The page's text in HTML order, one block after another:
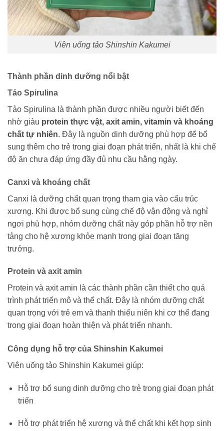
Viên uống tảo Shinshin Kakumei
Thành phần dinh dưỡng nổi bật
Tảo Spirulina
Tảo Spirulina là thành phần được nhiều người biết đến
nhờ giàu protein thực vật, axit amin, vitamin và khoáng
chất tự nhiên. Đây là nguồn dinh dưỡng phù hợp để bổ
sung thêm cho trẻ trong giai đoạn phát triển, nhất là khi chế
độ ăn chưa đáp ứng đầy đủ nhu cầu hằng ngày.
Canxi và khoáng chất
Canxi là dưỡng chất quan trọng tham gia vào cấu trúc
xương. Khi được bổ sung cùng chế độ vận động và nghỉ
ngơi phù hợp, nhóm dưỡng chất này góp phần hỗ trợ nền
tảng cho hệ xương khỏe mạnh trong giai đoạn tăng
trưởng.
Protein và axit amin
Protein và axit amin là các thành phần cần thiết cho quá
trình phát triển mô và thể chất. Đây là nhóm dưỡng chất
quan trọng với trẻ em và thanh thiếu niên khi cơ thể đang
trong giai đoạn hoàn thiện và phát triển nhanh.
Công dụng hỗ trợ của Shinshin Kakumei
Viên uống tảo Shinshin Kakumei giúp:
Hỗ trợ bổ sung dinh dưỡng cho trẻ trong giai đoạn phát
triển
Hỗ trợ phát triển hệ xương và thể chất khi kết hợp sinh